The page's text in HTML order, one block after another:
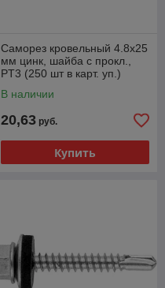
Саморез кровельный 4.8х25
мм цинк, шайба с прокл.,
PT3 (250 шт в карт. уп.)
В наличии
20,63 руб.
Купить